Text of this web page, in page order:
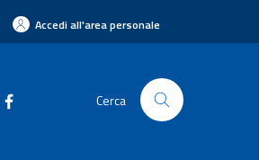
Accedi all'area personale
Cerca